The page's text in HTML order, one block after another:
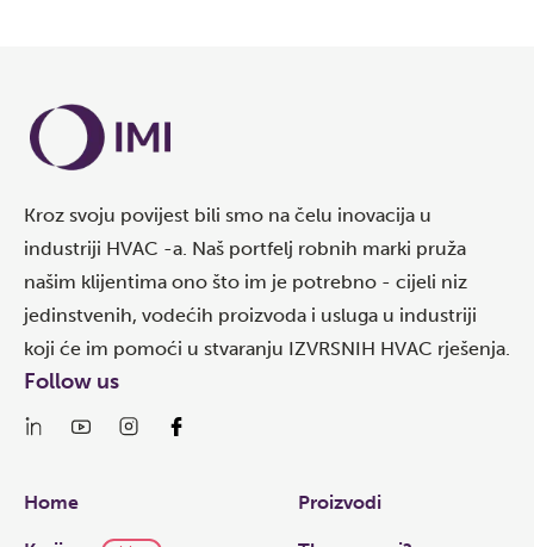
Kroz svoju povijest bili smo na čelu inovacija u
industriji HVAC -a. Naš portfelj robnih marki pruža
našim klijentima ono što im je potrebno - cijeli niz
jedinstvenih, vodećih proizvoda i usluga u industriji
koji će im pomoći u stvaranju IZVRSNIH HVAC rješenja.
Links
Home Proizvodi
Follow us